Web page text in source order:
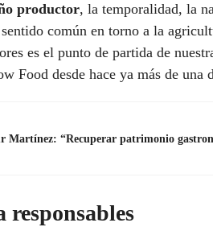
productor, la temporalidad, la
común en torno a la
es el punto de partida de
Food desde hace ya más de una
Martínez: “Recuperar patrimonio